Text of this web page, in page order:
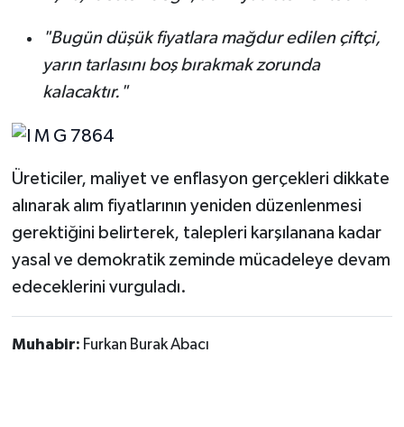
"Bugün düşük fiyatlara mağdur edilen çiftçi,
yarın tarlasını boş bırakmak zorunda
kalacaktır."
Üreticiler, maliyet ve enflasyon gerçekleri dikkate
alınarak alım fiyatlarının yeniden düzenlenmesi
gerektiğini belirterek, talepleri karşılanana kadar
yasal ve demokratik zeminde mücadeleye devam
edeceklerini vurguladı.
Muhabir: Furkan Burak Abacı